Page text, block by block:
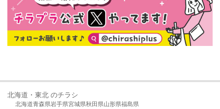
北海道・東北 のチラシ
北海道青森県岩手県宮城県秋田県山形県福島県